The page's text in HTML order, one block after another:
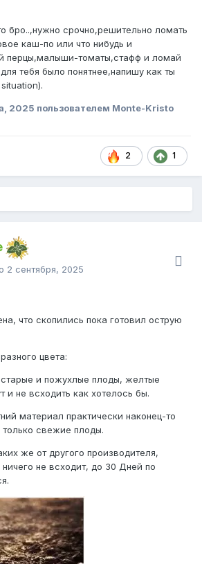
бро..,нужно срочно,решительно ломать
каш-по или что нибудь и
перцы,малыши-томаты,стафф и ломай
тебя было понятнее,напишу как ты
2025 пользователем Monte-Kristo
2 1
2 сентября, 2025
что скопились пока готовил острую
цвета:
и пожухлые плоды, желтые
и не всходить как хотелось бы.
материал практически наконец-то
свежие плоды.
же от другого производителя,
не всходит, до 30 Дней по